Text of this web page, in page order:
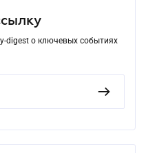
digest о ключевых событиях